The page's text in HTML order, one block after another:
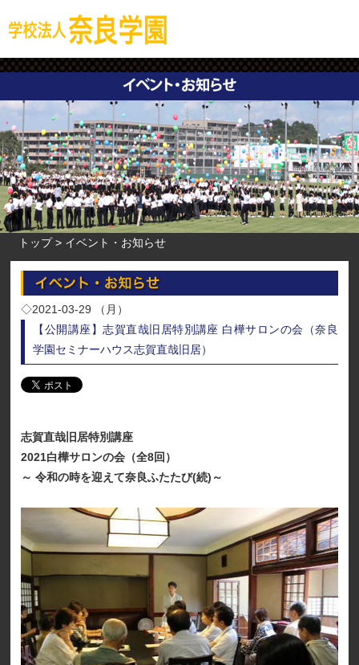
トップ イベント・お知らせ
◇2021-03-29 （月）
【公開講座】志賀直哉旧居特別講座 白樺サロンの会（奈良
学園セミナーハウス志賀直哉旧居）
志賀直哉旧居特別講座
2021白樺サロンの会（全8回）
～ 令和の時を迎えて奈良ふたたび(続)～